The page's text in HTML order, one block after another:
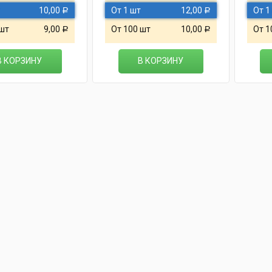
10,00 Р
9,00 Р
КОРЗИНУ
От 1 шт 12,00 Р
От 100 шт 10,00 Р
В КОРЗИНУ
От 1
От